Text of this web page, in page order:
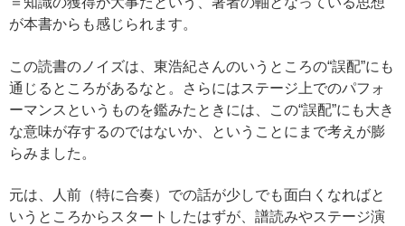
が本書からも感じられます。
この読書のノイズは、東浩紀さんのいうところの“誤配”にも
通じるところがあるなと。さらにはステージ上でのパフォ
ーマンスというものを鑑みたときには、この“誤配”にも大き
な意味が存するのではないか、ということにまで考えが膨
らみました。
元は、人前（特に合奏）での話が少しでも面白くなればと
いうところからスタートしたはずが、譜読みやステージ演